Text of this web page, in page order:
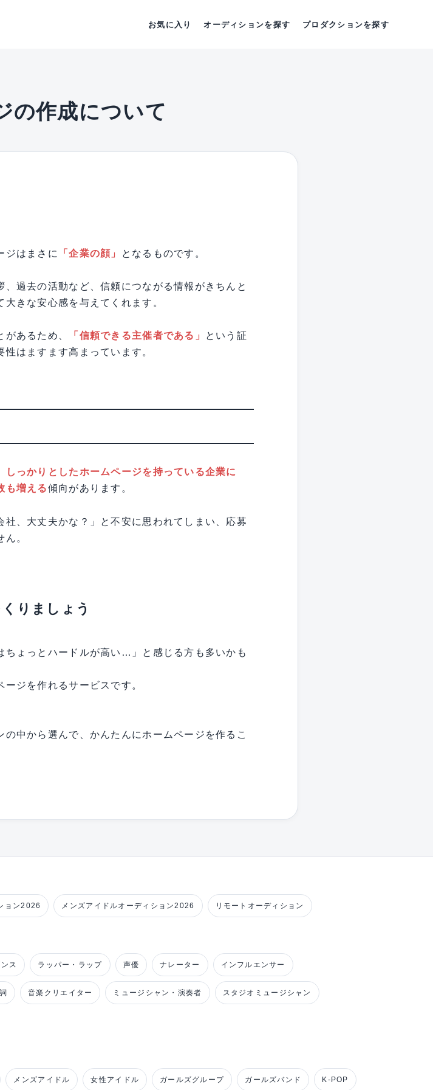
お気に入り オーディションを探す プロダクションを探す
の作成について
ジはまさに 「企業の顔」 となるものです。
過去の活動など、信頼につながる情報がきちんと
きな安心感を与えてくれます。
あるため、 「信頼できる主催者である」
という証
はますます高まっています。
しっかりとしたホームページを持っている企業に
も増える傾向があります。
、大丈夫かな？」と不安に思われてしまい、応募
。
りましょう
ちょっとハードルが高い…」と感じる方も多いかも
ジを作れるサービスです。
中から選んで、かんたんにホームページを作るこ
ョン2026 メンズアイドルオーディション2026 リモートオーディション
ス ラッパー・ラップ 声優 ナレーター インフルエンサー
音楽クリエイター ミュージシャン・演奏者 スタジオミュージシャン
メンズアイドル 女性アイドル ガールズグループ ガールズバンド K-POP